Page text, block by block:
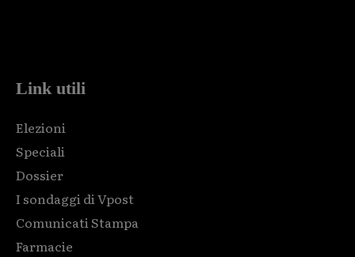
Link utili
Elezioni
Speciali
Dossier
I sondaggi di Vpost
Comunicati Stampa
Farmacie